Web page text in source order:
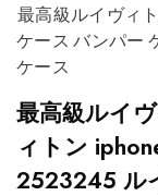
最高級ルイヴィ
ケース バンパー
ケース
最高級ルイ
ィトン
2523245 ル